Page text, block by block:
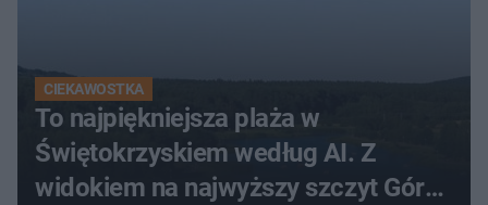
CIEKAWOSTKA
To najpiękniejsza plaża w
Świętokrzyskiem według AI. Z
widokiem na najwyższy szczyt Gór